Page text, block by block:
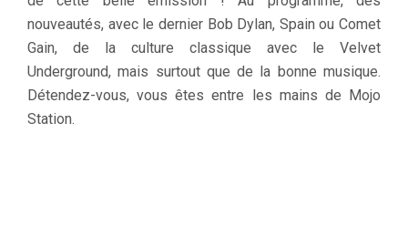
nouveautés, avec le dernier Bob Dylan, Spain ou Comet
Gain, de la culture classique avec le Velvet
Underground, mais surtout que de la bonne musique.
Détendez-vous, vous êtes entre les mains de Mojo
Station.